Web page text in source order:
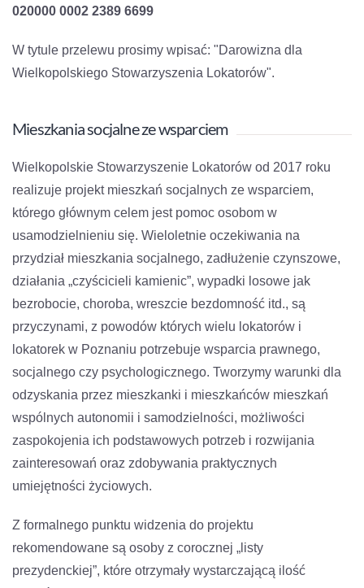
020000 0002 2389 6699
W tytule przelewu prosimy wpisać: "Darowizna dla
Wielkopolskiego Stowarzyszenia Lokatorów".
Mieszkania socjalne ze wsparciem
Wielkopolskie Stowarzyszenie Lokatorów od 2017 roku
realizuje projekt mieszkań socjalnych ze wsparciem,
którego głównym celem jest pomoc osobom w
usamodzielnieniu się. Wieloletnie oczekiwania na
przydział mieszkania socjalnego, zadłużenie czynszowe,
działania „czyścicieli kamienic”, wypadki losowe jak
bezrobocie, choroba, wreszcie bezdomność itd., są
przyczynami, z powodów których wielu lokatorów i
lokatorek w Poznaniu potrzebuje wsparcia prawnego,
socjalnego czy psychologicznego. Tworzymy warunki dla
odzyskania przez mieszkanki i mieszkańców mieszkań
wspólnych autonomii i samodzielności, możliwości
zaspokojenia ich podstawowych potrzeb i rozwijania
zainteresowań oraz zdobywania praktycznych
umiejętności życiowych.
Z formalnego punktu widzenia do projektu
rekomendowane są osoby z corocznej „listy
prezydenckiej”, które otrzymały wystarczającą ilość